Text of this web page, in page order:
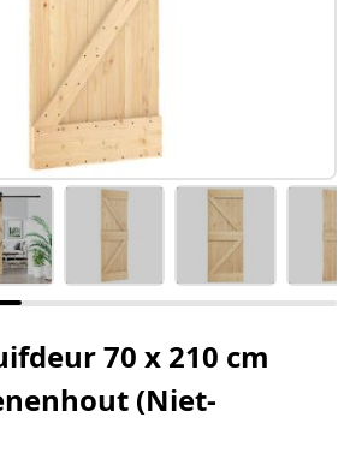
70 x 210 cm
(Niet-